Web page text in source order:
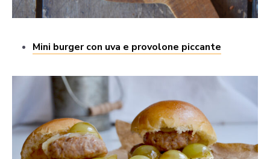
Mini burger con uva e provolone piccante